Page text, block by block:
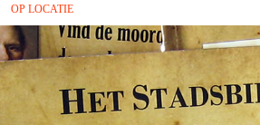
OP LOCATIE